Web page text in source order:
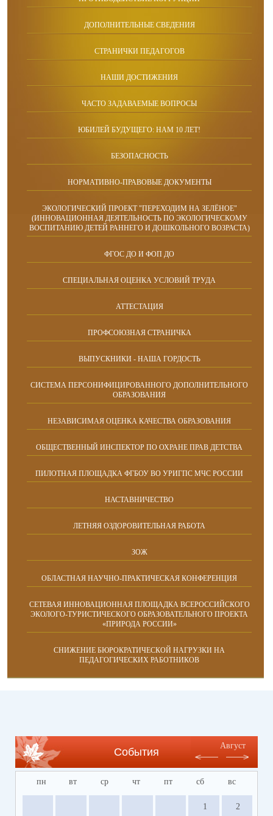
ДОПОЛНИТЕЛЬНЫЕ СВЕДЕНИЯ
СТРАНИЧКИ ПЕДАГОГОВ
НАШИ ДОСТИЖЕНИЯ
ЧАСТО ЗАДАВАЕМЫЕ ВОПРОСЫ
ЮБИЛЕЙ БУДУЩЕГО: НАМ 10 ЛЕТ!
БЕЗОПАСНОСТЬ
НОРМАТИВНО-ПРАВОВЫЕ ДОКУМЕНТЫ
ЭКОЛОГИЧЕСКИЙ ПРОЕКТ "ПЕРЕХОДИМ НА ЗЕЛЁНОЕ"
(ИННОВАЦИОННАЯ ДЕЯТЕЛЬНОСТЬ ПО ЭКОЛОГИЧЕСКОМУ
ВОСПИТАНИЮ ДЕТЕЙ РАННЕГО И ДОШКОЛЬНОГО ВОЗРАСТА)
ФГОС ДО И ФОП ДО
СПЕЦИАЛЬНАЯ ОЦЕНКА УСЛОВИЙ ТРУДА
АТТЕСТАЦИЯ
ПРОФСОЮЗНАЯ СТРАНИЧКА
ВЫПУСКНИКИ - НАША ГОРДОСТЬ
СИСТЕМА ПЕРСОНИФИЦИРОВАННОГО ДОПОЛНИТЕЛЬНОГО
ОБРАЗОВАНИЯ
НЕЗАВИСИМАЯ ОЦЕНКА КАЧЕСТВА ОБРАЗОВАНИЯ
ОБЩЕСТВЕННЫЙ ИНСПЕКТОР ПО ОХРАНЕ ПРАВ ДЕТСТВА
ПИЛОТНАЯ ПЛОЩАДКА ФГБОУ ВО УРИГПС МЧС РОССИИ
НАСТАВНИЧЕСТВО
ЛЕТНЯЯ ОЗДОРОВИТЕЛЬНАЯ РАБОТА
ЗОЖ
ОБЛАСТНАЯ НАУЧНО-ПРАКТИЧЕСКАЯ КОНФЕРЕНЦИЯ
СЕТЕВАЯ ИННОВАЦИОННАЯ ПЛОЩАДКА ВСЕРОССИЙСКОГО
ЭКОЛОГО-ТУРИСТИЧЕСКОГО ОБРАЗОВАТЕЛЬНОГО ПРОЕКТА
«ПРИРОДА РОССИИ»
СНИЖЕНИЕ БЮРОКРАТИЧЕСКОЙ НАГРУЗКИ НА
ПЕДАГОГИЧЕСКИХ РАБОТНИКОВ
События
Август
пн вт ср чт пт сб вс
1 2